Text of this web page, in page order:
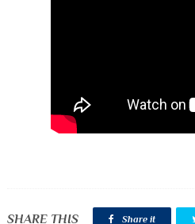
SHARE THIS Share it